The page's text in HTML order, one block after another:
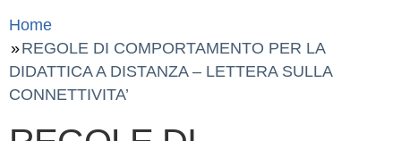
Home
REGOLE DI COMPORTAMENTO PER LA
DIDATTICA A DISTANZA – LETTERA SULLA
CONNETTIVITA’